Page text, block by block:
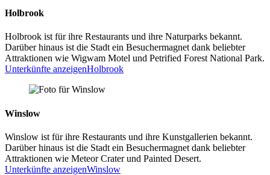
Holbrook
Holbrook ist für ihre Restaurants und ihre Naturparks bekannt.
Darüber hinaus ist die Stadt ein Besuchermagnet dank beliebter
Attraktionen wie Wigwam Motel und Petrified Forest National Park.
Unterkünfte anzeigenHolbrook
Winslow
Winslow ist für ihre Restaurants und ihre Kunstgallerien bekannt.
Darüber hinaus ist die Stadt ein Besuchermagnet dank beliebter
Attraktionen wie Meteor Crater und Painted Desert.
Unterkünfte anzeigenWinslow